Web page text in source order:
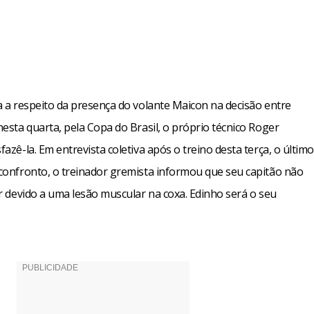
a respeito da presença do volante Maicon na decisão entre
quarta, pela Copa do Brasil, o próprio técnico Roger
la. Em entrevista coletiva após o treino desta terça, o último
o treinador gremista informou que seu capitão não
a uma lesão muscular na coxa. Edinho será o seu